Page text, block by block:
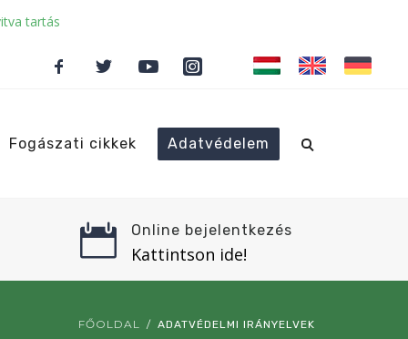
tartás
Fogászati cikkek Adatvédelem
Online bejelentkezés
Kattintson ide!
FŐOLDAL ADATVÉDELMI IRÁNYELVEK